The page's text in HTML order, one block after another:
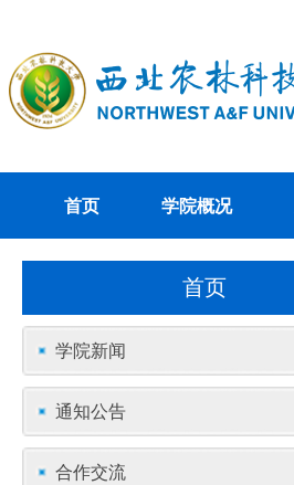
首页 学院概况
首页
学院新闻
通知公告
合作交流